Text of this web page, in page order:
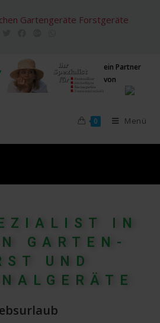
Gartengeräte Forstgeräte
ein Partner
von
0 Menü
IN
GARTEN-
UND